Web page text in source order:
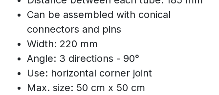
Can be assembled with conical
connectors and pins
Width: 220 mm
Angle: 3 directions - 90°
Use: horizontal corner joint
Max. size: 50 cm x 50 cm